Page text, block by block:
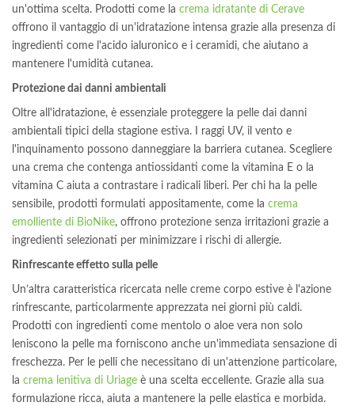
un'ottima scelta. Prodotti come la crema idratante di Cerave
offrono il vantaggio di un'idratazione intensa grazie alla presenza di
ingredienti come l'acido ialuronico e i ceramidi, che aiutano a
mantenere l'umidità cutanea.
Protezione dai danni ambientali
Oltre all'idratazione, è essenziale proteggere la pelle dai danni
ambientali tipici della stagione estiva. I raggi UV, il vento e
l'inquinamento possono danneggiare la barriera cutanea. Scegliere
una crema che contenga antiossidanti come la vitamina E o la
vitamina C aiuta a contrastare i radicali liberi. Per chi ha la pelle
sensibile, prodotti formulati appositamente, come la crema
emolliente di BioNike, offrono protezione senza irritazioni grazie a
ingredienti selezionati per minimizzare i rischi di allergie.
Rinfrescante effetto sulla pelle
Un’altra caratteristica ricercata nelle creme corpo estive è l'azione
rinfrescante, particolarmente apprezzata nei giorni più caldi.
Prodotti con ingredienti come mentolo o aloe vera non solo
leniscono la pelle ma forniscono anche un'immediata sensazione di
freschezza. Per le pelli che necessitano di un'attenzione particolare,
la crema lenitiva di Uriage è una scelta eccellente. Grazie alla sua
formulazione ricca, aiuta a mantenere la pelle elastica e morbida.